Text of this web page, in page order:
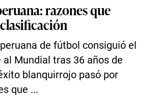
razones que
de fútbol consiguió el
al Mundial tras 36 años de
blanquirrojo pasó por
que ...